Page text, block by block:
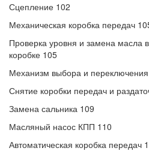
Сцепление 102
Механическая коробка передач
Проверка уровня и замена масла
коробке 105
Механизм выбора и
Снятие коробки передач и
Замена сальника 109
Масляный насос КПП 110
Автоматическая коробка передач